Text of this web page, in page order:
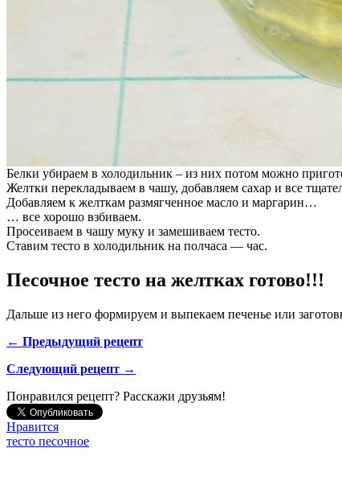
Белки убираем в холодильник – из них потом можно
Желтки перекладываем в чашу, добавляем сахар и все
Добавляем к желткам размягченное масло и маргарин…
… все хорошо взбиваем.
Просеиваем в чашу муку и замешиваем тесто.
Ставим тесто в холодильник на полчаса — час.
Песочное тесто на желтках готово!!!
Дальше из него формируем и выпекаем печенье или
← Предыдущий рецепт
Следующий рецепт →
Понравился рецепт? Расскажи друзьям!
Нравится
тесто песочное